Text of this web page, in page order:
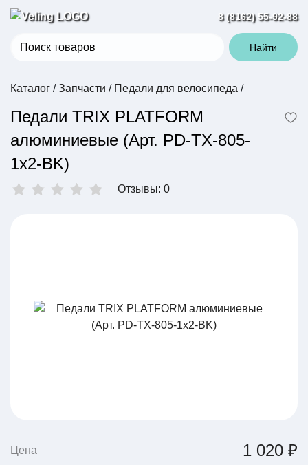
8 (8162) 55-92-88
Найти
Каталог / Запчасти / Педали для велосипеда /
Педали TRIX PLATFORM
алюминиевые (Арт. PD-TX-805-
1x2-BK)
Отзывы: 0
Цена 1 020 ₽